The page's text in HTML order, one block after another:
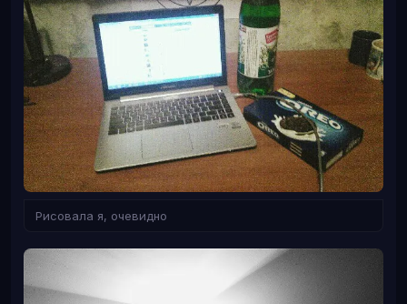
Рисовала я, очевидно